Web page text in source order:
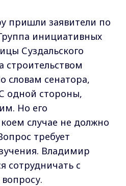
пришли заявители по
инициативных
Суздальского
строительством
словам сенатора,
одной стороны,
Но его
случае не должно
требует
Владимир
сотрудничать с